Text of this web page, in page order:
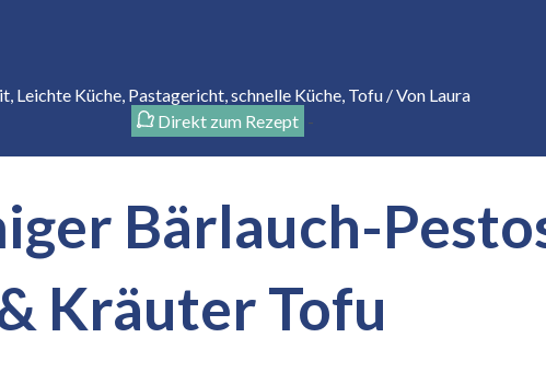
, Leichte Küche, Pastagericht,schnelle Küche, Tofu / Von Laura
Direkt zum Rezept -
Bärlauch-
Kräuter Tofu